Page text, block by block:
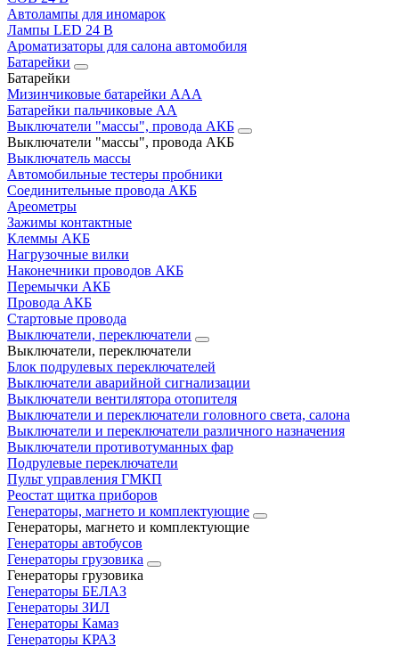
Автолампы для иномарок
Лампы LED 24 B
Ароматизаторы для салона автомобиля
Батарейки
Батарейки
Мизинчиковые батарейки AAA
Батарейки пальчиковые АА
Выключатели "массы", провода АКБ
Выключатели "массы", провода АКБ
Выключатель массы
Автомобильные тестеры пробники
Соединительные провода АКБ
Ареометры
Зажимы контактные
Клеммы АКБ
Нагрузочные вилки
Наконечники проводов АКБ
Перемычки АКБ
Провода АКБ
Стартовые провода
Выключатели, переключатели
Выключатели, переключатели
Блок подрулевых переключателей
Выключатели аварийной сигнализации
Выключатели вентилятора отопителя
Выключатели и переключатели головного света, салона
Выключатели и переключатели различного назначения
Выключатели противотуманных фар
Подрулевые переключатели
Пульт управления ГМКП
Реостат щитка приборов
Генераторы, магнето и комплектующие
Генераторы, магнето и комплектующие
Генераторы автобусов
Генераторы грузовика
Генераторы грузовика
Генераторы БЕЛАЗ
Генераторы ЗИЛ
Генераторы Камаз
Генераторы КРАЗ